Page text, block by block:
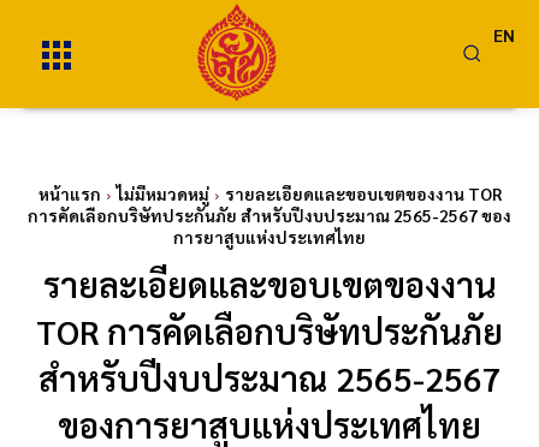
EN
หน้าแรก ไม่มีหมวดหมู่
รายละเอียดและขอบเขตของงาน TOR
การคัดเลือกบริษัทประกันภัย สำหรับปีงบประมาณ 2565-2567 ของ
การยาสูบแห่งประเทศไทย
รายละเอียดและขอบเขตของงาน
TOR การคัดเลือกบริษัทประกันภัย
สำหรับปีงบประมาณ 2565-2567
ของการยาสูบแห่งประเทศไทย